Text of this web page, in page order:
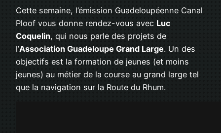
Cette semaine, l’émission Guadeloupéenne Canal
Ploof vous donne rendez-vous avec Luc
Coquelin, qui nous parle des projets de
l’Association Guadeloupe Grand Large. Un des
objectifs est la formation de jeunes (et moins
jeunes) au métier de la course au grand large tel
que la navigation sur la Route du Rhum.